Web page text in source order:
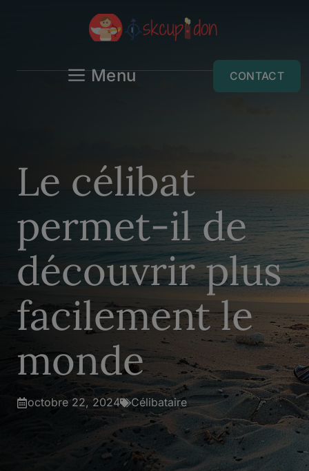
Menu CONTACT
Le célibat
permet-il de
découvrir plus
facilement le
monde
octobre 22, 2024 Célibataire